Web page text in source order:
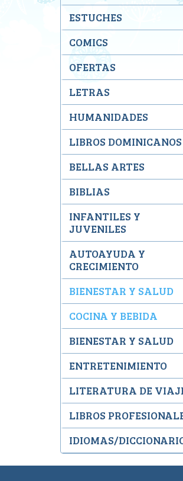
ESTUCHES
COMICS
OFERTAS
LETRAS
HUMANIDADES
LIBROS DOMINICANOS
BELLAS ARTES
BIBLIAS
INFANTILES Y
JUVENILES
AUTOAYUDA Y
CRECIMIENTO
BIENESTAR Y SALUD
COCINA Y BEBIDA
BIENESTAR Y SALUD
ENTRETENIMIENTO
LITERATURA DE
LIBROS
IDIOMAS/